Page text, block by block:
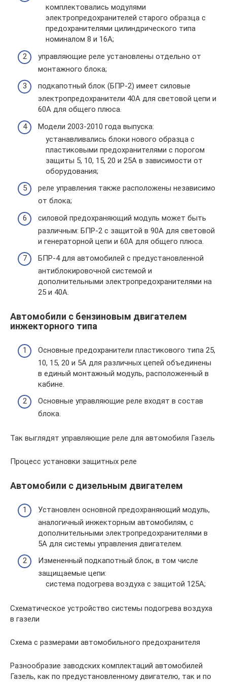
комплектовались модулями
электропредохранителей старого образца с
предохранителями цилиндрического типа
номиналом 8 и 16А;
управляющие реле установлены отдельно от
монтажного блока;
подкапотный блок (БПР-2) имеет силовые
электропредохранители 40А для световой цепи и
60А для общего плюса.
Модели 2003-2010 года выпуска:
устанавливались блоки нового образца с
пластиковыми предохранителями с порогом
защиты 5, 10, 15, 20 и 25А в зависимости от
оборудования;
реле управления также расположены независимо
от блока;
силовой предохраняющий модуль может быть
различным: БПР-2 с защитой в 90А для световой
и генераторной цепи и 60А для общего плюса.
БПР-4 для автомобилей с предустановленной
антиблокировочной системой и
дополнительными электропредохранителями на
25 и 40А.
Автомобили с бензиновым двигателем
инжекторного типа
Основные предохранители пластикового типа 25,
10, 15, 20 и 5А для различных цепей объединены
в единый монтажный модуль, расположенный в
кабине.
Основные управляющие реле входят в состав
блока.
Так выглядят управляющие реле для автомобиля Газель
Процесс установки защитных реле
Автомобили с дизельным двигателем
Установлен основной предохраняющий модуль,
аналогичный инжекторным автомобилям, с
дополнительными электропредохранителями в
5А для системы управления двигателем.
Измененный подкапотный блок, в том числе
защищаемые цепи:
система подогрева воздуха с защитой 125А;
Схематическое устройство системы подогрева воздуха
в газели
Схема с размерами автомобильного предохранителя
Разнообразие заводских комплектаций автомобилей
Газель, как по предустановленному двигателю, так и по